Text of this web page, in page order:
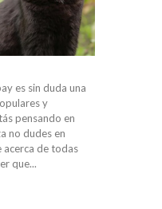
es sin duda una
y
pensando en
no dudes en
de todas
que...